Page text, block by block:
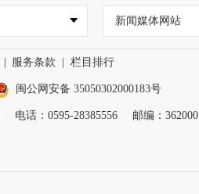
新闻媒体网站
服务条款 栏目排行
闽公网安备 35050302000183号
电话：0595-28385556 邮编：362000